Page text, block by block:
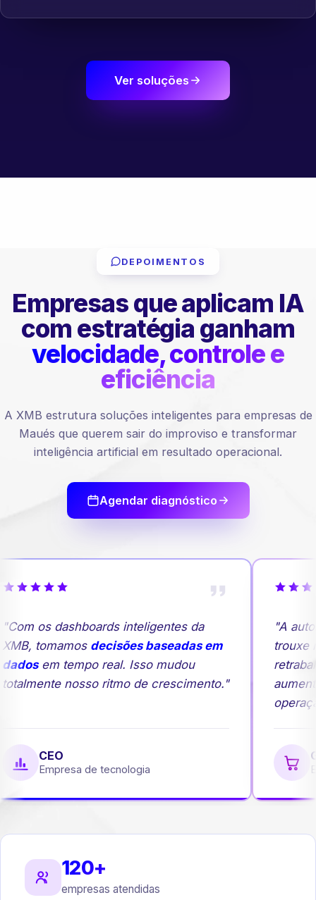
Ver soluções
DEPOIMENTOS
Empresas que aplicam IA
com estratégia ganham
velocidade, controle e
eficiência
A XMB estrutura soluções inteligentes para empresas de
Maués que querem sair do improviso e transformar
inteligência artificial em resultado operacional.
Agendar diagnóstico
os dashboards inteligentes da
tomamosdecisões baseadas em
em tempo real. Isso mudou
nosso ritmo de crescimento."
CEO
Empresa de tecnologia
"A
trouxe
120+
empresas atendidas